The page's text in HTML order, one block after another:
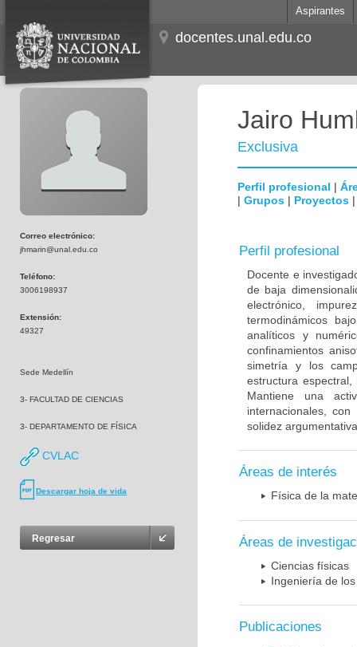
Aspirantes
docentes.unal.edu.co
Correo electrónico:
jhmarin@unal.edu.co
Teléfono:
3006198937
Extensión:
49327
Sede Medellín
3- FACULTAD DE CIENCIAS
3- DEPARTAMENTO DE FÍSICA
CVLAC
Descargar hoja de vida
Regresar
Jairo
Exclusiva
Perfil profesional |
| Grupos | Proyectos
Perfil profesional
Docente e
de baja
electrónico,
termodinámicos
analíticos y
confinamientos
simetría y los
estructura
Mantiene una
internacionales,
solidez
Áreas de interés
Física de la
Áreas de
Ciencias físicas
Ingeniería de
Publicaciones